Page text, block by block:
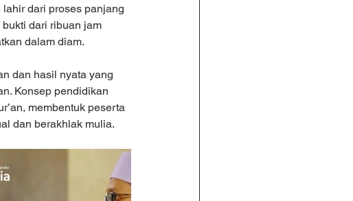
dari proses panjang
dari ribuan jam
dalam diam.
dan hasil nyata yang
Konsep pendidikan
membentuk peserta
dan berakhlak mulia.